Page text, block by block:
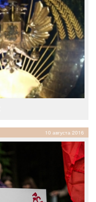
10 августа 2016